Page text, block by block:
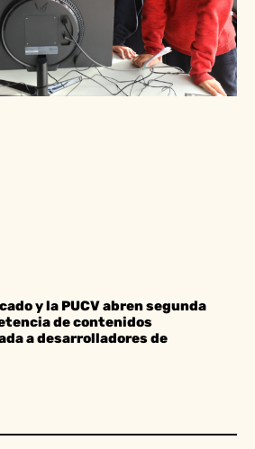
y la PUCV abren segunda
de contenidos
a desarrolladores de